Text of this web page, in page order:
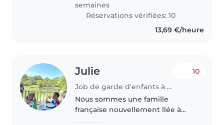
semaines
Réservations vérifiées: 10
13,69 €/heure
Julie
Job de garde d'enfants à Luxembourg
10
Nous sommes une famille
française nouvellement llée à